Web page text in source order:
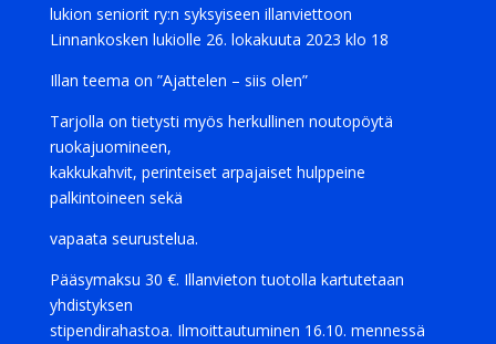
lukion seniorit ry:n syksyiseen illanviettoon
Linnankosken lukiolle 26. lokakuuta 2023 klo 18
Illan teema on ”Ajattelen – siis olen”
Tarjolla on tietysti myös herkullinen noutopöytä
ruokajuomineen,
kakkukahvit, perinteiset arpajaiset hulppeine
palkintoineen sekä
vapaata seurustelua.
Pääsymaksu 30 €. Illanvieton tuotolla kartutetaan
yhdistyksen
stipendirahastoa. Ilmoittautuminen 16.10. mennessä